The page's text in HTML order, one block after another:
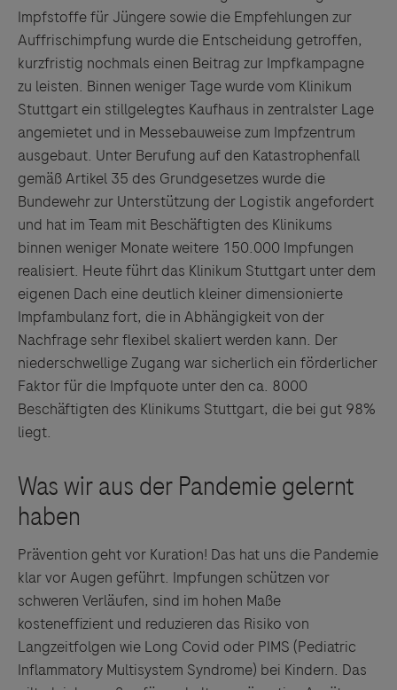
Impfstoffe für Jüngere sowie die Empfehlungen zur
Auffrischimpfung wurde die Entscheidung getroffen,
kurzfristig nochmals einen Beitrag zur Impfkampagne
zu leisten. Binnen weniger Tage wurde vom Klinikum
Stuttgart ein stillgelegtes Kaufhaus in zentralster Lage
angemietet und in Messebauweise zum Impfzentrum
ausgebaut. Unter Berufung auf den Katastrophenfall
gemäß Artikel 35 des Grundgesetzes wurde die
Bundewehr zur Unterstützung der Logistik angefordert
und hat im Team mit Beschäftigten des Klinikums
binnen weniger Monate weitere 150.000 Impfungen
realisiert. Heute führt das Klinikum Stuttgart unter dem
eigenen Dach eine deutlich kleiner dimensionierte
Impfambulanz fort, die in Abhängigkeit von der
Nachfrage sehr flexibel skaliert werden kann. Der
niederschwellige Zugang war sicherlich ein förderlicher
Faktor für die Impfquote unter den ca. 8000
Beschäftigten des Klinikums Stuttgart, die bei gut 98%
liegt.
Prävention geht vor Kuration! Das hat uns die Pandemie
klar vor Augen geführt. Impfungen schützen vor
schweren Verläufen, sind im hohen Maße
kosteneffizient und reduzieren das Risiko von
Langzeitfolgen wie Long Covid oder PIMS (Pediatric
Inflammatory Multisystem Syndrome) bei Kindern. Das